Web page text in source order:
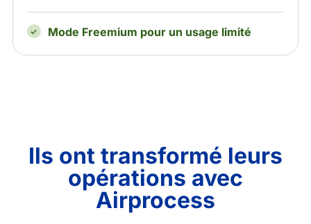
Mode Freemium pour un usage limité
Ils ont transformé leurs
opérations avec
Airprocess